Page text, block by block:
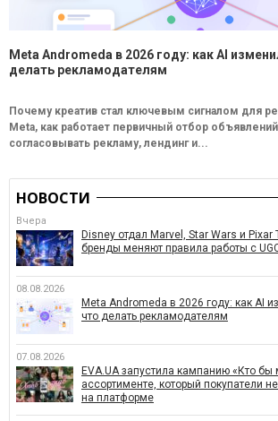
Meta Andromeda в 2026 году: как AI
делать рекламодателям
Почему креатив стал ключевым сигналом для
Meta, как работает первичный отбор
согласовывать рекламу, лендинг и...
НОВОСТИ
Вчера
Disney отдал Marvel, Star Wars и Pixar
бренды меняют правила работы с
08.08.2026
Meta Andromeda в 2026 году: как AI
что делать рекламодателям
07.08.2026
EVA.UA запустила кампанию «Кто бы
ассортименте, который покупатели
на платформе